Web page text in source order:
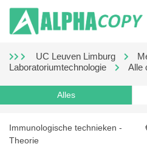
UC Leuven Limburg
Laboratoriumtechnologie
Alle
Alles
Immunologische technieken -
Theorie